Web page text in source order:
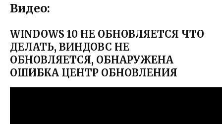
Видео:
WINDOWS 10 НЕ ОБНОВЛЯЕТСЯ ЧТО
ДЕЛАТЬ, ВИНДОВС НЕ
ОБНОВЛЯЕТСЯ, ОБНАРУЖЕНА
ОШИБКА ЦЕНТР ОБНОВЛЕНИЯ